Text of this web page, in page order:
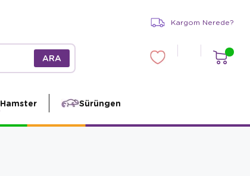
Kargom Nerede?
Hamster Sürüngen